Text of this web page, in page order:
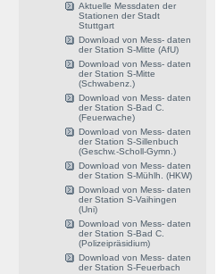
Aktuelle Messdaten der
Stationen der Stadt
Stuttgart
Download von Mess- daten
der Station S-Mitte (AfU)
Download von Mess- daten
der Station S-Mitte
(Schwabenz.)
Download von Mess- daten
der Station S-Bad C.
(Feuerwache)
Download von Mess- daten
der Station S-Sillenbuch
(Geschw.-Scholl-Gymn.)
Download von Mess- daten
der Station S-Mühlh. (HKW)
Download von Mess- daten
der Station S-Vaihingen
(Uni)
Download von Mess- daten
der Station S-Bad C.
(Polizeipräsidium)
Download von Mess- daten
der Station S-Feuerbach